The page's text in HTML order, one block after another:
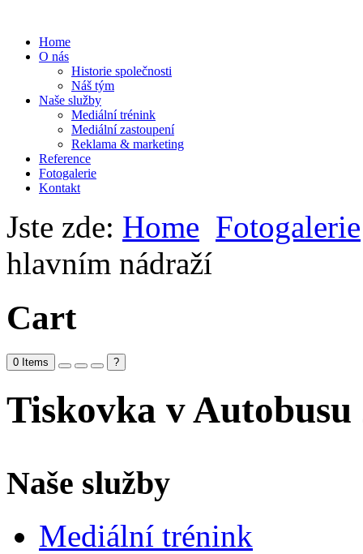
Home
O nás
Historie společnosti
Náš tým
Naše služby
Mediální trénink
Mediální zastoupení
Reklama & marketing
Reference
Fotogalerie
Kontakt
Jste zde: Home Fotogalerie
hlavním nádraží
Cart
0 Items ?
Tiskovka v
Naše služby
Mediální trénink